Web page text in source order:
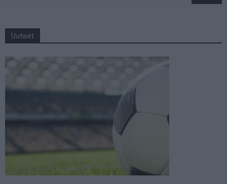
Uutiset